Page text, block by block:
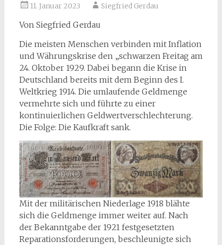
11. Januar 2023 Siegfried Gerdau
Von Siegfried Gerdau
Die meisten Menschen verbinden mit Inflation
und Währungskrise den „schwarzen Freitag am
24. Oktober 1929. Dabei begann die Krise in
Deutschland bereits mit dem Beginn des I.
Weltkrieg 1914. Die umlaufende Geldmenge
vermehrte sich und führte zu einer
kontinuierlichen Geldwertverschlechterung.
Die Folge: Die Kaufkraft sank.
Mit der militärischen Niederlage 1918 blähte
sich die Geldmenge immer weiter auf. Nach
der Bekanntgabe der 1921 festgesetzten
Reparationsforderungen, beschleunigte sich